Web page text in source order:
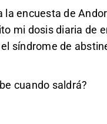
la encuesta de
mi dosis diaria de
síndrome de
cuando saldrá?